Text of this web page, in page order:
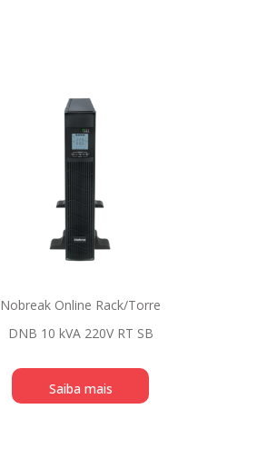
Nobreak Online Rack/Torre
DNB 10 kVA 220V RT SB
Saiba mais